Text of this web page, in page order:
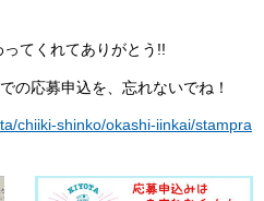
てくれてありがとう!!
の応募申込を、忘れないでね！
chiiki-shinko/okashi-iinkai/stampra